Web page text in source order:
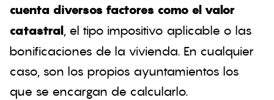
cuenta diversos factores como el valor
catastral, el tipo impositivo aplicable o las
bonificaciones de la vivienda. En cualquier
caso, son los propios ayuntamientos los
que se encargan de calcularlo.